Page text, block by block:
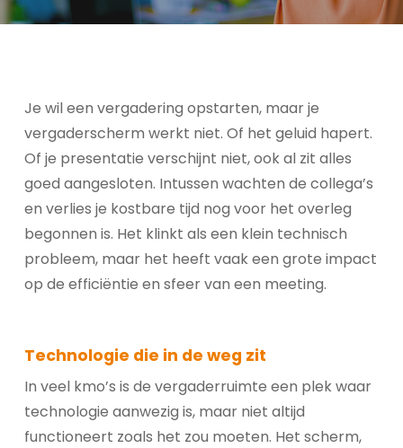
Je wil een vergadering opstarten, maar je
vergaderscherm werkt niet. Of het geluid hapert.
Of je presentatie verschijnt niet, ook al zit alles
goed aangesloten. Intussen wachten de collega’s
en verlies je kostbare tijd nog voor het overleg
begonnen is. Het klinkt als een klein technisch
probleem, maar het heeft vaak een grote impact
op de efficiëntie en sfeer van een meeting.
Technologie die in de weg zit
In veel kmo’s is de vergaderruimte een plek waar
technologie aanwezig is, maar niet altijd
functioneert zoals het zou moeten. Het scherm,